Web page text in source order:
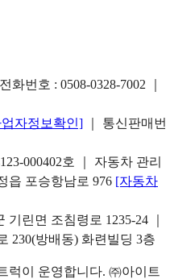
화번호 : 0508-0328-7002
자정보확인]
｜ 통신판매번
000402호 ｜ 자동차 관리
읍 포승항남로 976 [자동차
린면 조침령로 1235-24 ｜
230(방배동) 화련빌딩 3층
럭이 운영합니다. ㈜아이트